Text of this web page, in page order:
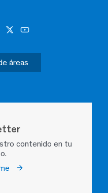
áreas
contenido en tu